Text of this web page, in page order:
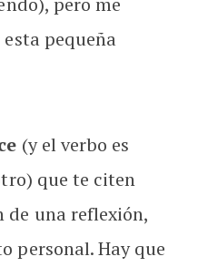
pequeña
(y el verbo es
que te citen
de una reflexión,
personal. Hay que